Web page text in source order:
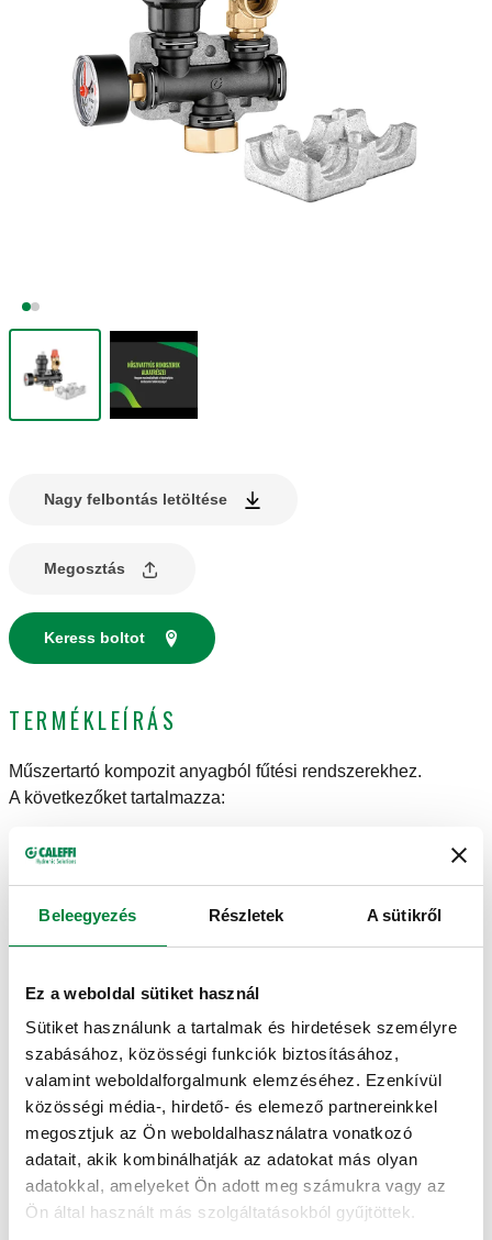
Beleegyezés Részletek A sütikről
Ez a weboldal sütiket használ
Sütiket használunk a tartalmak és hirdetések személyre
szabásához, közösségi funkciók biztosításához,
valamint weboldalforgalmunk elemzéséhez. Ezenkívül
közösségi média-, hirdető- és elemező partnereinkkel
megosztjuk az Ön weboldalhasználatra vonatkozó
adatait, akik kombinálhatják az adatokat más olyan
adatokkal, amelyeket Ön adott meg számukra vagy az
Ön által használt más szolgáltatásokból gyűjtöttek.
Nagy felbontás letöltése
Megosztás
Keress boltot
TERMÉKLEÍRÁS
Műszertartó kompozit anyagból fűtési rendszerekhez.
A következőket tartalmazza:
tehermentesítő szelep;- nyomásmérő.
Szigeteléssel.
MŰSZAKI ADATOK
Maximális teljesítmény:50 kW
Közeg hőmérséklet tartomány:5–90 °C
RAJZOK ÉS SPECIFIKÁCIÓK
Termékkód Csatlakozások Megjegyzés Beállítás